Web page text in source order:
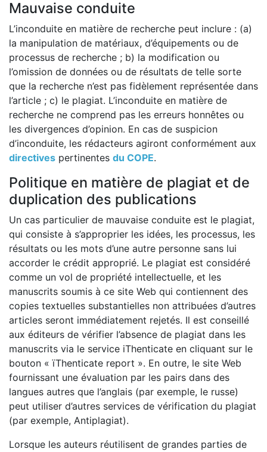
Mauvaise conduite
L’inconduite en matière de recherche peut inclure : (a)
la manipulation de matériaux, d’équipements ou de
processus de recherche ; b) la modification ou
l’omission de données ou de résultats de telle sorte
que la recherche n’est pas fidèlement représentée dans
l’article ; c) le plagiat. L’inconduite en matière de
recherche ne comprend pas les erreurs honnêtes ou
les divergences d’opinion. En cas de suspicion
d’inconduite, les rédacteurs agiront conformément aux
directives pertinentes du COPE.
Politique en matière de plagiat et de
duplication des publications
Un cas particulier de mauvaise conduite est le plagiat,
qui consiste à s’approprier les idées, les processus, les
résultats ou les mots d’une autre personne sans lui
accorder le crédit approprié. Le plagiat est considéré
comme un vol de propriété intellectuelle, et les
manuscrits soumis à ce site Web qui contiennent des
copies textuelles substantielles non attribuées d’autres
articles seront immédiatement rejetés. Il est conseillé
aux éditeurs de vérifier l’absence de plagiat dans les
manuscrits via le service iThenticate en cliquant sur le
bouton « ïThenticate report ». En outre, le site Web
fournissant une évaluation par les pairs dans des
langues autres que l’anglais (par exemple, le russe)
peut utiliser d’autres services de vérification du plagiat
(par exemple, Antiplagiat).
Lorsque les auteurs réutilisent de grandes parties de